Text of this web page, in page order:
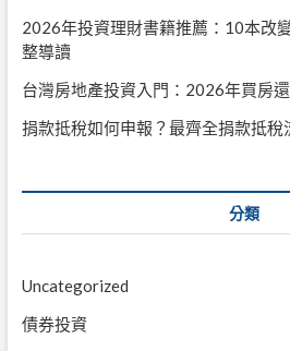
2026年投資理財書籍推薦：10本改
整導讀
台灣房地產投資入門：2026年買房
捐款抵稅如何申報？最齊全捐款抵稅
分類
Uncategorized
債券投資